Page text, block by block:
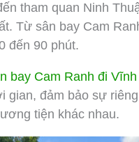
tham quan Ninh
Từ sân bay Cam
đến 90 phút.
bay Cam Ranh đi
gian, đảm bảo sự
tiện khác nhau.